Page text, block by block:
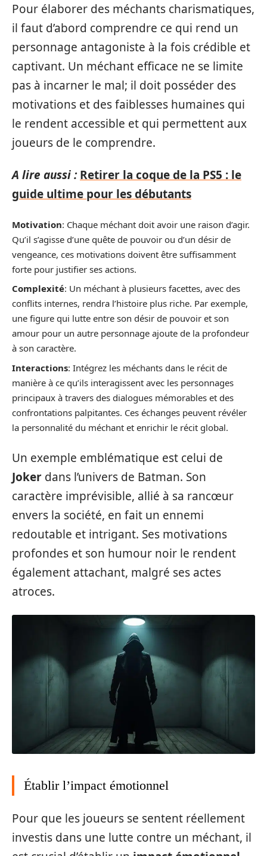
Pour élaborer des méchants charismatiques,
il faut d’abord comprendre ce qui rend un
personnage antagoniste à la fois crédible et
captivant. Un méchant efficace ne se limite
pas à incarner le mal; il doit posséder des
motivations et des faiblesses humaines qui
le rendent accessible et qui permettent aux
joueurs de le comprendre.
A lire aussi : Retirer la coque de la PS5 : le
guide ultime pour les débutants
Motivation: Chaque méchant doit avoir une raison d’agir.
Qu’il s’agisse d’une quête de pouvoir ou d’un désir de
vengeance, ces motivations doivent être suffisamment
forte pour justifier ses actions.
Complexité: Un méchant à plusieurs facettes, avec des
conflits internes, rendra l’histoire plus riche. Par exemple,
une figure qui lutte entre son désir de pouvoir et son
amour pour un autre personnage ajoute de la profondeur
à son caractère.
Interactions: Intégrez les méchants dans le récit de
manière à ce qu’ils interagissent avec les personnages
principaux à travers des dialogues mémorables et des
confrontations palpitantes. Ces échanges peuvent révéler
la personnalité du méchant et enrichir le récit global.
Un exemple emblématique est celui de
Joker dans l’univers de Batman. Son
caractère imprévisible, allié à sa rancœur
envers la société, en fait un ennemi
redoutable et intrigant. Ses motivations
profondes et son humour noir le rendent
également attachant, malgré ses actes
atroces.
Établir l’impact émotionnel
Pour que les joueurs se sentent réellement
investis dans une lutte contre un méchant, il